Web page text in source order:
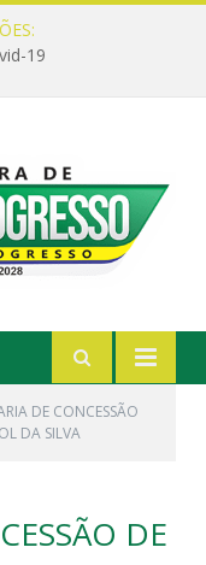
19
DE CONCESSÃO
DA SILVA
DE